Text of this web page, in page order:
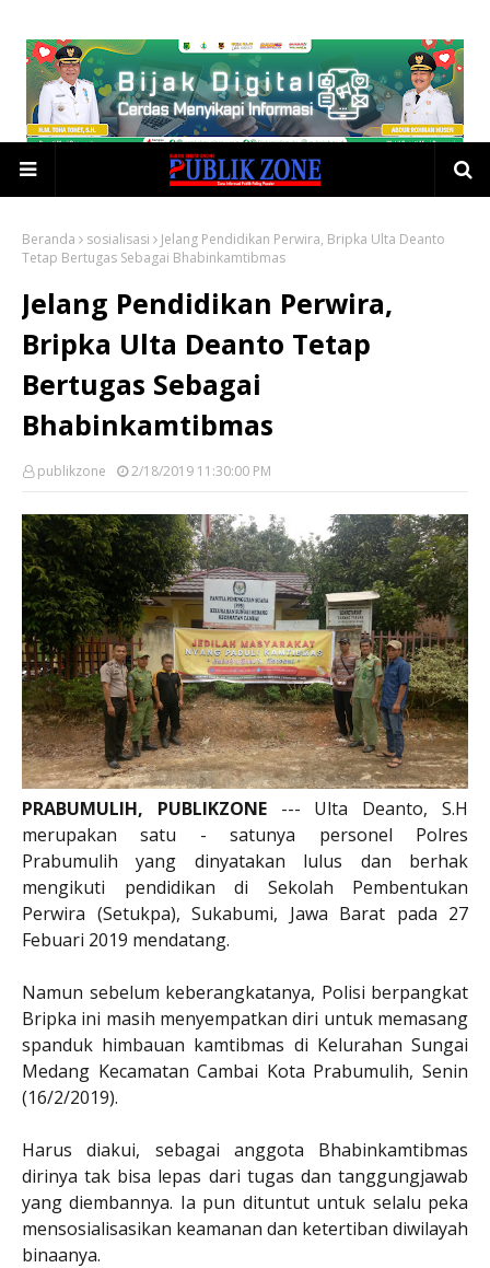
Beranda sosialisasi
Jelang Pendidikan Perwira, Bripka Ulta Deanto
Tetap Bertugas Sebagai Bhabinkamtibmas
Jelang Pendidikan Perwira,
Bripka Ulta Deanto Tetap
Bertugas Sebagai
Bhabinkamtibmas
publikzone 2/18/2019 11:30:00 PM
PRABUMULIH, PUBLIKZONE--- Ulta Deanto, S.H
merupakan satu - satunya personel Polres
Prabumulih yang dinyatakan lulus dan berhak
mengikuti pendidikan di Sekolah Pembentukan
Perwira (Setukpa), Sukabumi, Jawa Barat pada 27
Febuari 2019 mendatang.
Namun sebelum keberangkatanya, Polisi berpangkat
Bripka ini masih menyempatkan diri untuk memasang
spanduk himbauan kamtibmas di Kelurahan Sungai
Medang Kecamatan Cambai Kota Prabumulih, Senin
(16/2/2019).
Harus diakui, sebagai anggota Bhabinkamtibmas
dirinya tak bisa lepas dari tugas dan tanggungjawab
yang diembannya. Ia pun dituntut untuk selalu peka
mensosialisasikan keamanan dan ketertiban diwilayah
binaanya.